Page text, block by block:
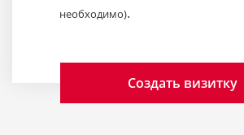
необходимо).
Создать визитку